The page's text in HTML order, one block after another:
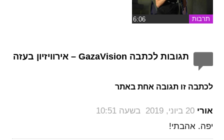
תרבות
תגובות לכתבה GazaVision – אירוויזיון בעזה
לכתבה זו תגובה אחת באתר
אורי ‏20 ביוני, 2019 בשעה 10:51
יפה. אהבתי!